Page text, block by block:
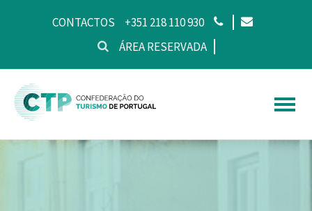
CONTACTOS
+351 218 110 930
ÁREA RESERVADA